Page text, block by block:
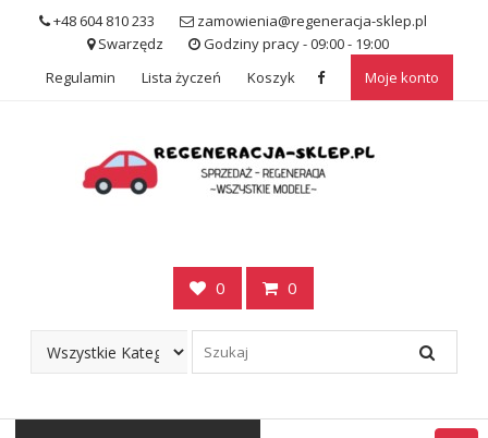
+48 604 810 233
zamowienia@regeneracja-sklep.pl
Swarzędz
Godziny pracy - 09:00 - 19:00
Regulamin
Lista życzeń Koszyk Moje konto
0 0